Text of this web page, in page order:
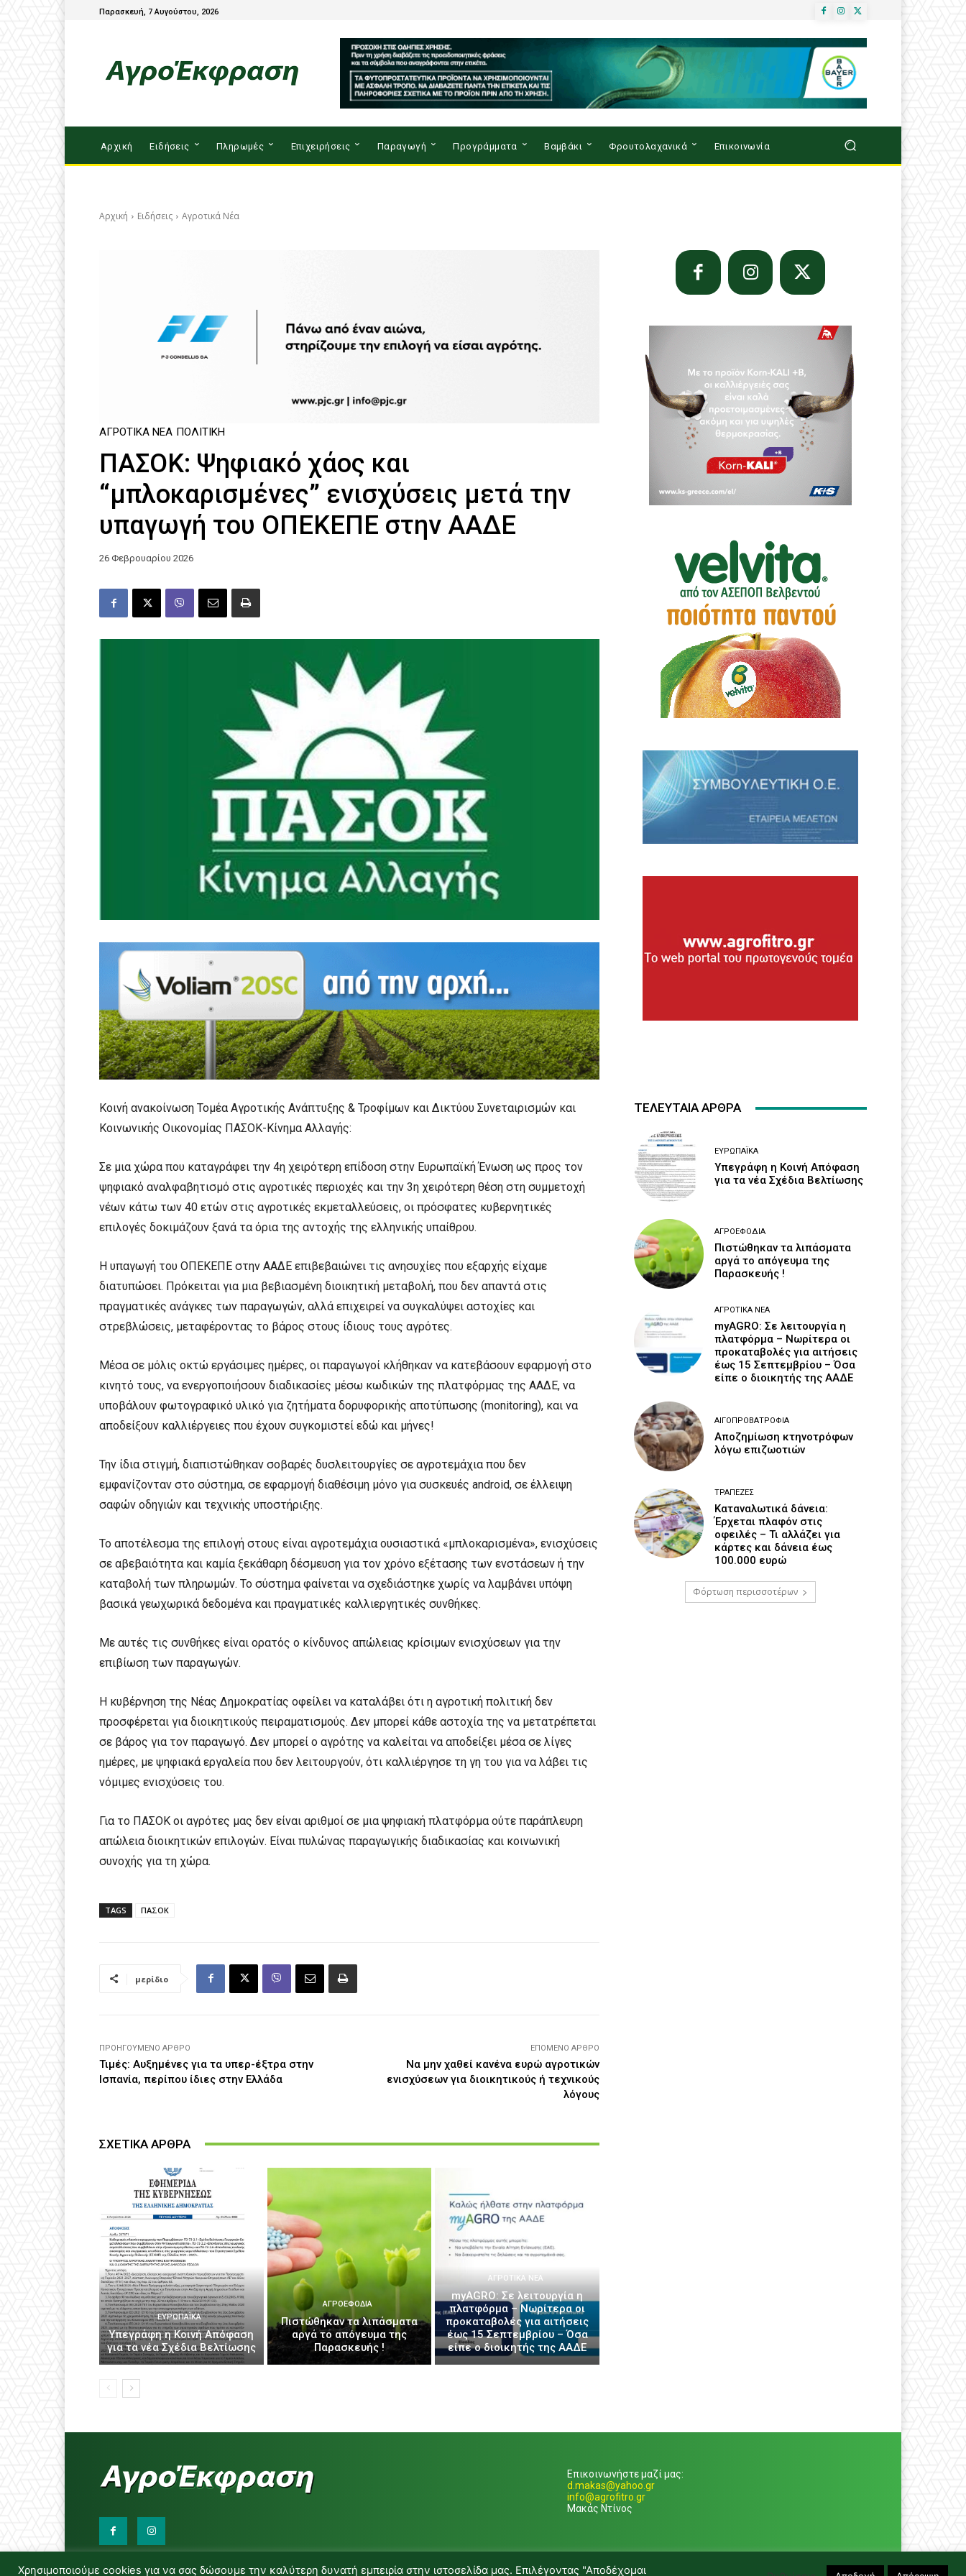
Παρασκευή, 7 Αυγούστου, 2026
Αρχική Ειδήσεις Πληρωμές Επιχειρήσεις Παραγωγή Προγράμματα Βαμβάκι Φρουτολαχανικά Επικοινωνία
Αρχική Ειδήσεις Αγροτικά Νέα
ΑΓΡΟΤΙΚΆ ΝΈΑ ΠΟΛΙΤΙΚΗ
ΠΑΣΟΚ: Ψηφιακό χάος και
“μπλοκαρισμένες” ενισχύσεις μετά την
υπαγωγή του ΟΠΕΚΕΠΕ στην ΑΑΔΕ
26 Φεβρουαρίου 2026
Κοινή ανακοίνωση Τομέα Αγροτικής Ανάπτυξης & Τροφίμων και Δικτύου Συνεταιρισμών και
Κοινωνικής Οικονομίας ΠΑΣΟΚ-Κίνημα Αλλαγής:
Σε μια χώρα που καταγράφει την 4η χειρότερη επίδοση στην Ευρωπαϊκή Ένωση ως προς τον
ψηφιακό αναλφαβητισμό στις αγροτικές περιοχές και την 3η χειρότερη θέση στη συμμετοχή
νέων κάτω των 40 ετών στις αγροτικές εκμεταλλεύσεις, οι πρόσφατες κυβερνητικές
επιλογές δοκιμάζουν ξανά τα όρια της αντοχής της ελληνικής υπαίθρου.
Η υπαγωγή του ΟΠΕΚΕΠΕ στην ΑΑΔΕ επιβεβαιώνει τις ανησυχίες που εξαρχής είχαμε
διατυπώσει. Πρόκειται για μια βεβιασμένη διοικητική μεταβολή, που δεν απαντά στις
πραγματικές ανάγκες των παραγωγών, αλλά επιχειρεί να συγκαλύψει αστοχίες και
στρεβλώσεις, μεταφέροντας το βάρος στους ίδιους τους αγρότες.
Μέσα σε μόλις οκτώ εργάσιμες ημέρες, οι παραγωγοί κλήθηκαν να κατεβάσουν εφαρμογή στο
κινητό τους, να ενεργοποιήσουν διαδικασίες μέσω κωδικών της πλατφόρμας της ΑΑΔΕ, να
υποβάλουν φωτογραφικό υλικό για ζητήματα δορυφορικής αποτύπωσης (monitoring), και να
αποδείξουν καλλιέργειες που έχουν συγκομιστεί εδώ και μήνες!
Την ίδια στιγμή, διαπιστώθηκαν σοβαρές δυσλειτουργίες σε αγροτεμάχια που δεν
εμφανίζονταν στο σύστημα, σε εφαρμογή διαθέσιμη μόνο για συσκευές android, σε έλλειψη
σαφών οδηγιών και τεχνικής υποστήριξης.
Το αποτέλεσμα της επιλογή στους είναι αγροτεμάχια ουσιαστικά «μπλοκαρισμένα», ενισχύσεις
σε αβεβαιότητα και καμία ξεκάθαρη δέσμευση για τον χρόνο εξέτασης των ενστάσεων ή την
καταβολή των πληρωμών. Το σύστημα φαίνεται να σχεδιάστηκε χωρίς να λαμβάνει υπόψη
βασικά γεωχωρικά δεδομένα και πραγματικές καλλιεργητικές συνθήκες.
Με αυτές τις συνθήκες είναι ορατός ο κίνδυνος απώλειας κρίσιμων ενισχύσεων για την
επιβίωση των παραγωγών.
Η κυβέρνηση της Νέας Δημοκρατίας οφείλει να καταλάβει ότι η αγροτική πολιτική δεν
προσφέρεται για διοικητικούς πειραματισμούς. Δεν μπορεί κάθε αστοχία της να μετατρέπεται
σε βάρος για τον παραγωγό. Δεν μπορεί ο αγρότης να καλείται να αποδείξει μέσα σε λίγες
ημέρες, με ψηφιακά εργαλεία που δεν λειτουργούν, ότι καλλιέργησε τη γη του για να λάβει τις
νόμιμες ενισχύσεις του.
Για το ΠΑΣΟΚ οι αγρότες μας δεν είναι αριθμοί σε μια ψηφιακή πλατφόρμα ούτε παράπλευρη
απώλεια διοικητικών επιλογών. Είναι πυλώνας παραγωγικής διαδικασίας και κοινωνική
συνοχής για τη χώρα.
TAGS ΠΑΣΟΚ
μερίδιο
ΠΡΟΗΓΟΎΜΕΝΟ ΆΡΘΡΟ
Τιμές: Αυξημένες για τα υπερ-έξτρα στην
Ισπανία, περίπου ίδιες στην Ελλάδα
ΕΠΌΜΕΝΟ ΆΡΘΡΟ
Να μην χαθεί κανένα ευρώ αγροτικών
ενισχύσεων για διοικητικούς ή τεχνικούς
λόγους
ΣΧΕΤΙΚΑ ΑΡΘΡΑ
ΕΥΡΩΠΑΪΚΆ
Υπεγράφη η Κοινή Απόφαση
για τα νέα Σχέδια Βελτίωσης
ΑΓΡΟΕΦΌΔΙΑ
Πιστώθηκαν τα λιπάσματα
αργά το απόγευμα της
Παρασκευής !
ΑΓΡΟΤΙΚΆ ΝΈΑ
myAGRO: Σε λειτουργία η
πλατφόρμα – Νωρίτερα οι
προκαταβολές για αιτήσεις
έως 15 Σεπτεμβρίου – Όσα
είπε ο διοικητής της ΑΑΔΕ
ΤΕΛΕΥΤΑΙΑ ΑΡΘΡΑ
ΕΥΡΩΠΑΪΚΆ
Υπεγράφη η Κοινή Απόφαση
για τα νέα Σχέδια Βελτίωσης
ΑΓΡΟΕΦΌΔΙΑ
Πιστώθηκαν τα λιπάσματα
αργά το απόγευμα της
Παρασκευής !
ΑΓΡΟΤΙΚΆ ΝΈΑ
myAGRO: Σε λειτουργία η
πλατφόρμα – Νωρίτερα οι
προκαταβολές για αιτήσεις
έως 15 Σεπτεμβρίου – Όσα
είπε ο διοικητής της ΑΑΔΕ
ΑΙΓΟΠΡΟΒΑΤΡΟΦΊΑ
Αποζημίωση κτηνοτρόφων
λόγω επιζωοτιών
ΤΡΆΠΕΖΕΣ
Καταναλωτικά δάνεια:
Έρχεται πλαφόν στις
οφειλές – Τι αλλάζει για
κάρτες και δάνεια έως
100.000 ευρώ
Φόρτωση περισσοτέρων
Επικοινωνήστε μαζί μας:
d.makas@yahoo.gr
info@agrofitro.gr
Μακάς Ντίνος
Χρησιμοποιούμε cookies για να σας δώσουμε την καλύτερη δυνατή εμπειρία στην ιστοσελίδα μας. Επιλέγοντας "Αποδέχομαι